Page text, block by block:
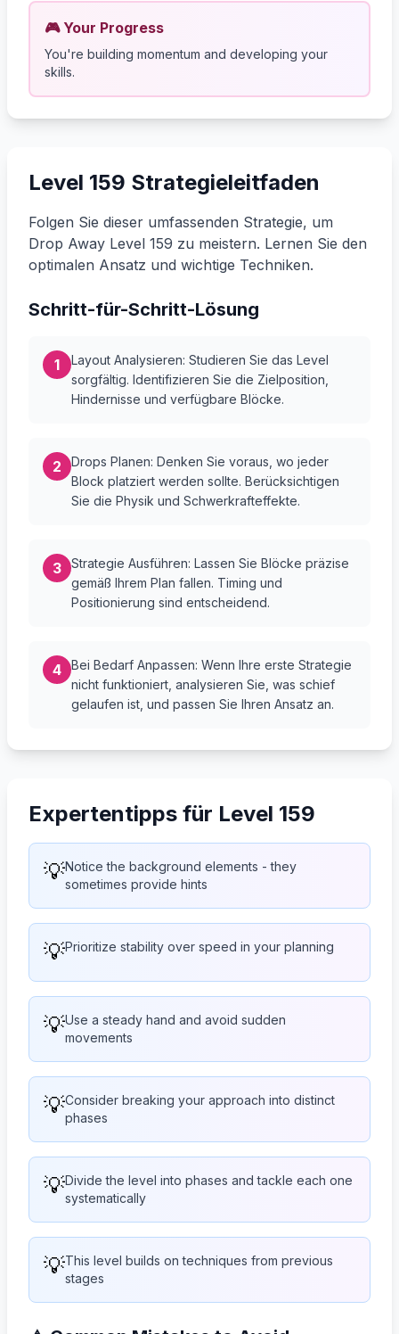
🎮 Your Progress
You're building momentum and developing your
skills.
Level 159 Strategieleitfaden
Folgen Sie dieser umfassenden Strategie, um
Drop Away Level 159 zu meistern. Lernen Sie den
optimalen Ansatz und wichtige Techniken.
Schritt-für-Schritt-Lösung
1
Layout Analysieren: Studieren Sie das Level
sorgfältig. Identifizieren Sie die Zielposition,
Hindernisse und verfügbare Blöcke.
2
Drops Planen: Denken Sie voraus, wo jeder
Block platziert werden sollte. Berücksichtigen
Sie die Physik und Schwerkrafteffekte.
3
Strategie Ausführen: Lassen Sie Blöcke präzise
gemäß Ihrem Plan fallen. Timing und
Positionierung sind entscheidend.
4
Bei Bedarf Anpassen: Wenn Ihre erste Strategie
nicht funktioniert, analysieren Sie, was schief
gelaufen ist, und passen Sie Ihren Ansatz an.
Expertentipps für Level 159
💡Notice the background elements - they
sometimes provide hints
💡Prioritize stability over speed in your planning
💡Use a steady hand and avoid sudden
movements
💡Consider breaking your approach into distinct
phases
💡Divide the level into phases and tackle each one
systematically
💡This level builds on techniques from previous
stages